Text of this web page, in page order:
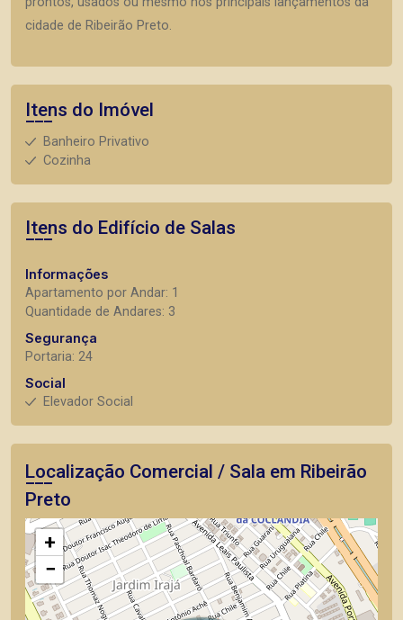
cidade de Ribeirão Preto.
Itens do Imóvel
Banheiro Privativo
Cozinha
Itens do Edifício de Salas
Informações
Apartamento por Andar: 1
Quantidade de Andares: 3
Segurança
Portaria: 24
Social
Elevador Social
Localização Comercial / Sala em Ribeirão
Preto
+
−